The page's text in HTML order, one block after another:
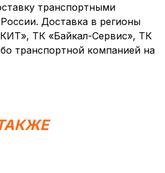
транспортными
Доставка в регионы
ТК «Байкал-Сервис», ТК
транспортной компанией на
сайта